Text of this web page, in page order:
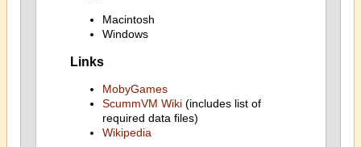
Macintosh
Windows
Links
MobyGames
ScummVM Wiki(includes list of
required data files)
Wikipedia